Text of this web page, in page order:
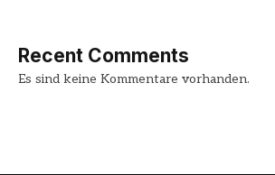
Recent Comments
Es sind keine Kommentare vorhanden.